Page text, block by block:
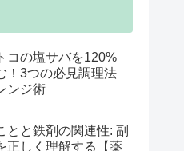
コの塩サバを120%
！3つの必見調理法
ンジ術
とと鉄剤の関連性: 副
正しく理解する【薬